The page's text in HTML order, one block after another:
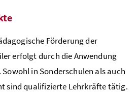
Förderung der
erfolgt durch die Anwendung
Sowohl in Sonderschulen als auch
sind qualifizierte Lehrkräfte tätig.